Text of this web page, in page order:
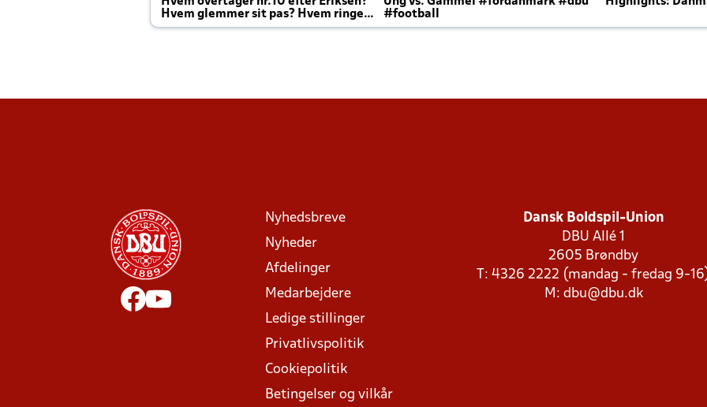
Hvem glemmer sit pas? Hvem ringer
Joachim altid til efter kampe?
#football
Nyhedsbreve
Nyheder
Afdelinger
Medarbejdere
Ledige stillinger
Privatlivspolitik
Cookiepolitik
Betingelser og vilkår
Dansk Boldspil-Union
DBU Allé 1
2605 Brøndby
T: 4326 2222 (mandag - fredag 9-
M: dbu@dbu.dk